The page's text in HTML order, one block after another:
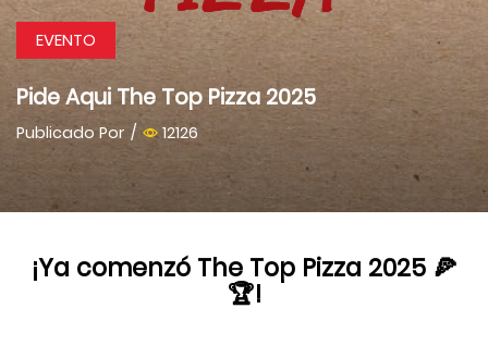
EVENTO
Pide Aqui The Top Pizza 2025
Publicado Por / 12126
¡Ya comenzó The Top Pizza 2025 🍕
🏆!